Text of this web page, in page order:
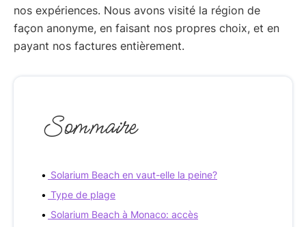
nos expériences. Nous avons visité la région de
façon anonyme, en faisant nos propres choix, et en
payant nos factures entièrement.
Sommaire
Solarium Beach en vaut-elle la peine?
Type de plage
Solarium Beach à Monaco: accès